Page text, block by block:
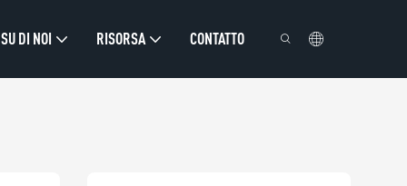
SU DI NOI RISORSA CONTATTO